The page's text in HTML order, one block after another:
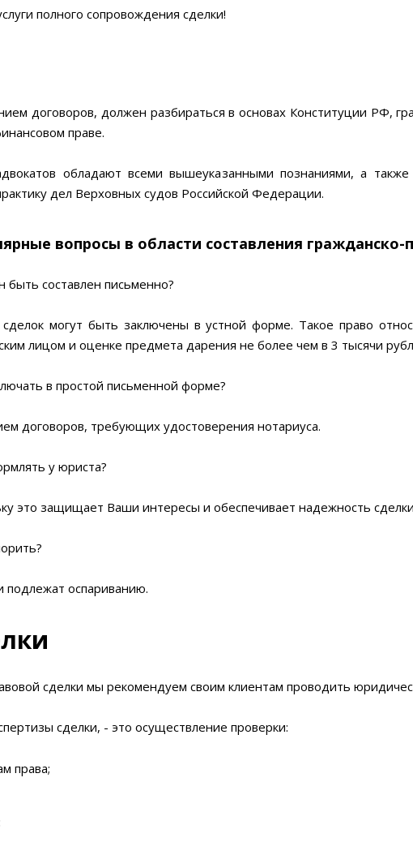
полного сопровождения сделки!
договоров, должен разбираться в основах Конституции РФ,
праве.
обладают всеми вышеуказанными познаниями, а
дел Верховных судов Российской Федерации.
вопросы в области составления
составлен письменно?
могут быть заключены в устной форме. Такое право
лицом и оценке предмета дарения не более чем в 3 тысячи
в простой письменной форме?
договоров, требующих удостоверения нотариуса.
у юриста?
это защищает Ваши интересы и обеспечивает надежность
оспариванию.
сделки мы рекомендуем своим клиентам проводить
сделки, - это осуществление проверки:
права;